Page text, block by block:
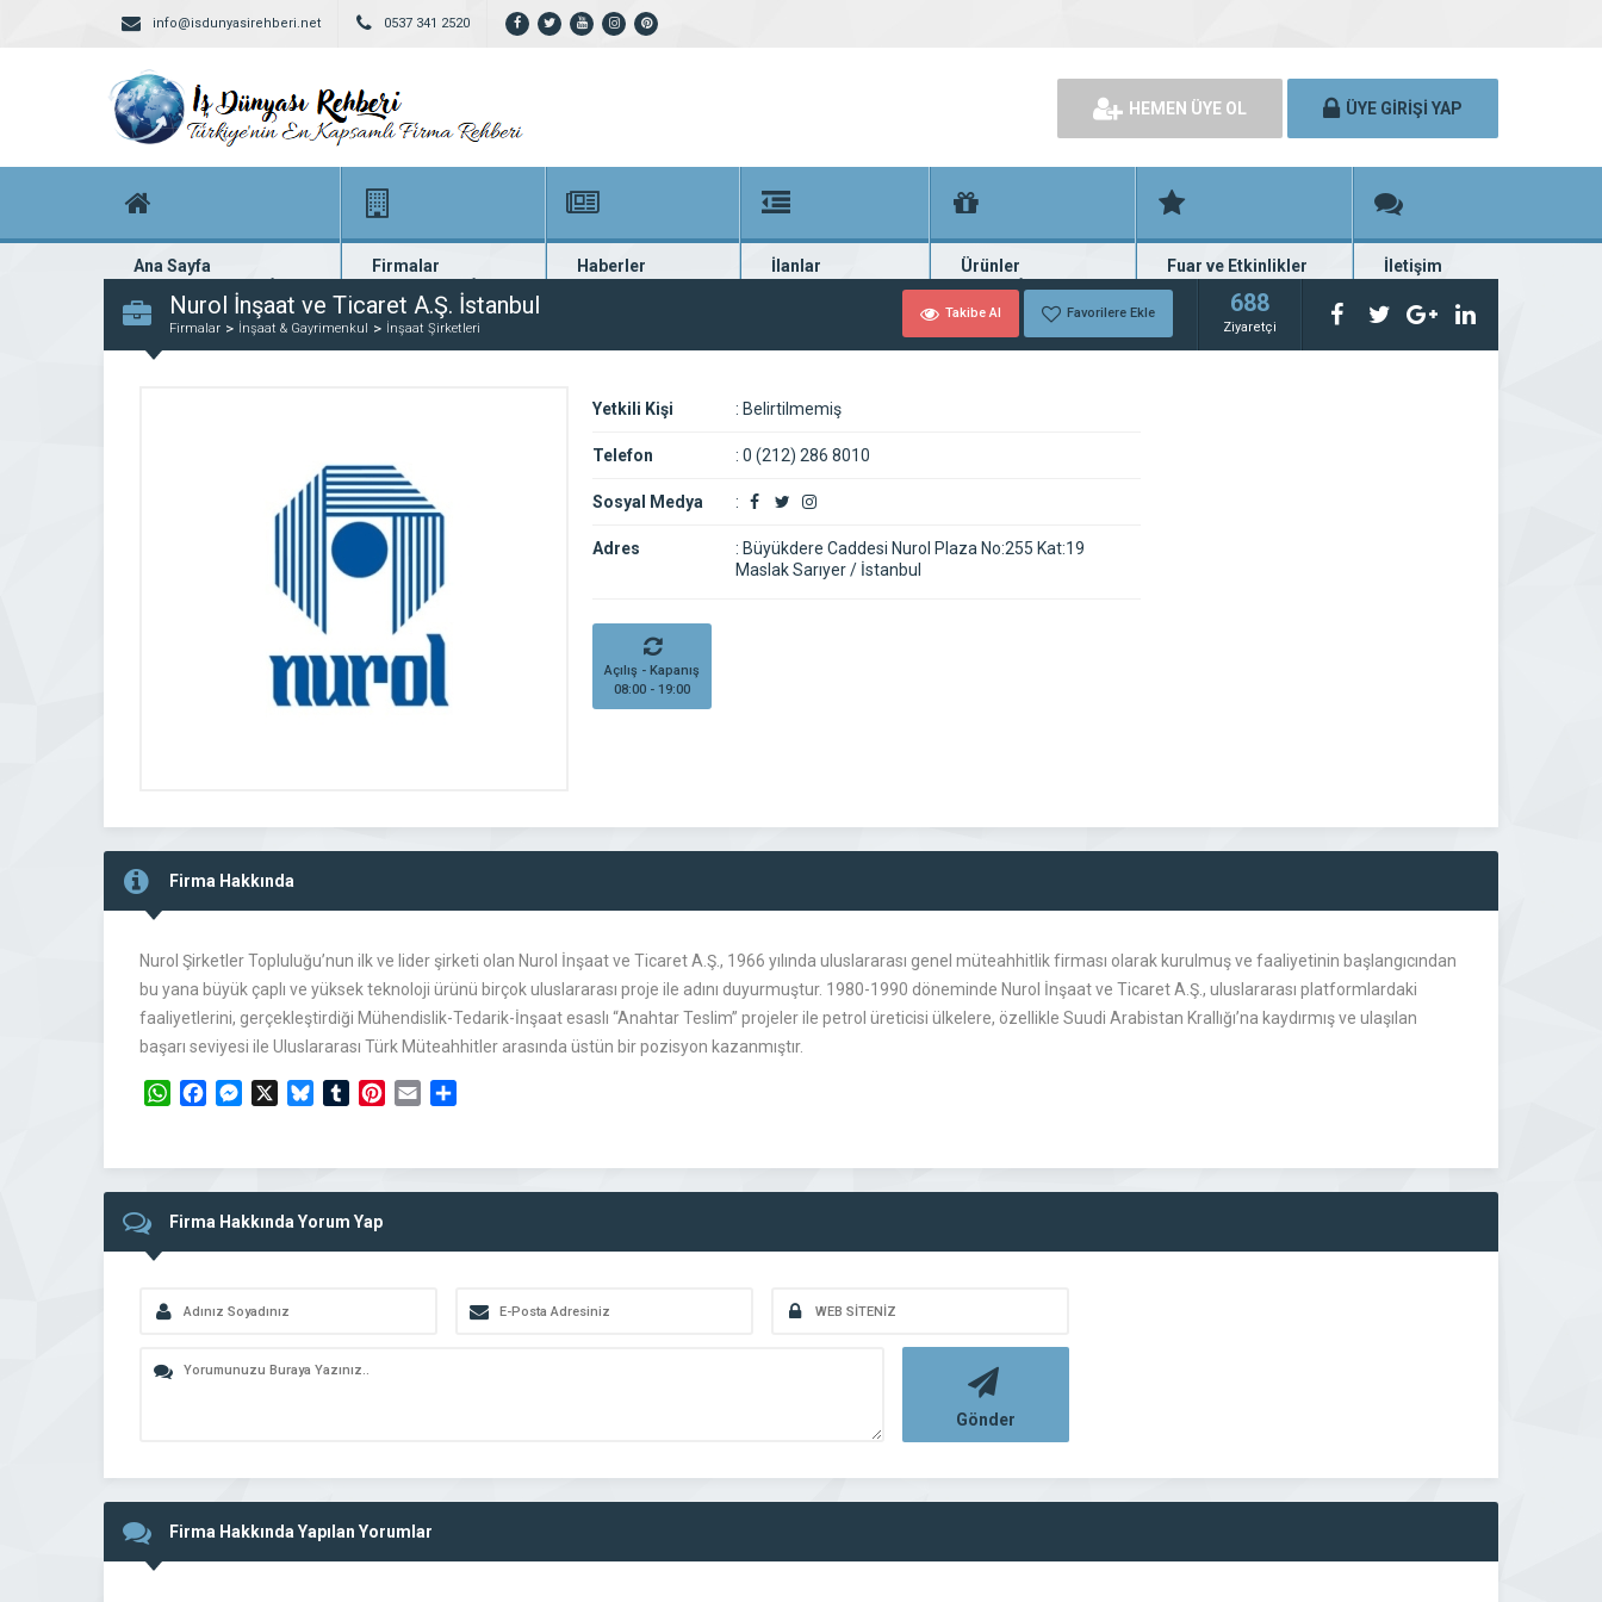
info@isdunyasirehberi.net 0537 341 2520
HEMEN ÜYE OL ÜYE GİRİŞİ YAP
Ana Sayfa
Firma rehberi ana sayfanız
Firmalar
Yüzlerce kayıtlı firma
Haberler
En güncel haberler
İlanlar
Güncel seri ilanlar
Ürünler
Binlerce firma ürünü
Fuar ve Etkinlikler
Fuar ve etkinlik planları
İletişim
Bize ulaşın
Nurol İnşaat ve Ticaret A.Ş. İstanbul
Firmalar İnşaat & Gayrimenkul İnşaat Şirketleri
Takibe Al Favorilere Ekle 688
Ziyaretçi
Yetkili Kişi : Belirtilmemiş
Telefon : 0 (212) 286 8010
Sosyal Medya :
Adres : Büyükdere Caddesi Nurol Plaza No:255 Kat:19
Maslak Sarıyer / İstanbul
Açılış - Kapanış
08:00 - 19:00
Firma Hakkında
Nurol Şirketler Topluluğu’nun ilk ve lider şirketi olan Nurol İnşaat ve Ticaret A.Ş., 1966 yılında uluslararası genel müteahhitlik firması olarak kurulmuş ve faaliyetinin başlangıcından
bu yana büyük çaplı ve yüksek teknoloji ürünü birçok uluslararası proje ile adını duyurmuştur. 1980-1990 döneminde Nurol İnşaat ve Ticaret A.Ş., uluslararası platformlardaki
faaliyetlerini, gerçekleştirdiği Mühendislik-Tedarik-İnşaat esaslı “Anahtar Teslim” projeler ile petrol üreticisi ülkelere, özellikle Suudi Arabistan Krallığı’na kaydırmış ve ulaşılan
başarı seviyesi ile Uluslararası Türk Müteahhitler arasında üstün bir pozisyon kazanmıştır.
WhatsAppFacebookMessengerBlueskyTumblrPinterest
Email
Firma Hakkında Yorum Yap
Gönder
Firma Hakkında Yapılan Yorumlar